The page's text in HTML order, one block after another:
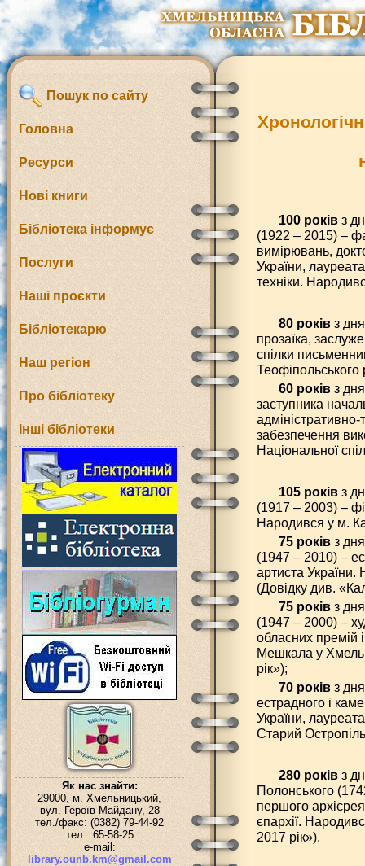
Пошук по сайту
Головна
Ресурси
Нові книги
Бібліотека інформує
Послуги
Наші проєкти
Бібліотекарю
Наш регіон
Про бібліотеку
Інші бібліотеки
Як нас знайти:
29000, м. Хмельницький,
вул. Героїв Майдану, 28
тел./факс: (0382) 79-44-92
тел.: 65-58-25
e-mail:
library.ounb.km@gmail.com
100 роківз
(1922 – 2015) –
вимірювань,
України,
техніки.
80 роківз
прозаїка,
спілки
Теофіпольського
60 роківз
заступника
забезпечення
Національної
105 роківз
(1917 – 2003) –
Народився у м.
75 роківз
(1947 – 2010) –
артиста
(Довідку див.
75 роківз
(1947 – 2000) –
обласних премій
Мешкала у
рік»);
70 роківз
естрадного і
України,
Старий
280 роківз
Полонського
першого
єпархії.
2017 рік»).